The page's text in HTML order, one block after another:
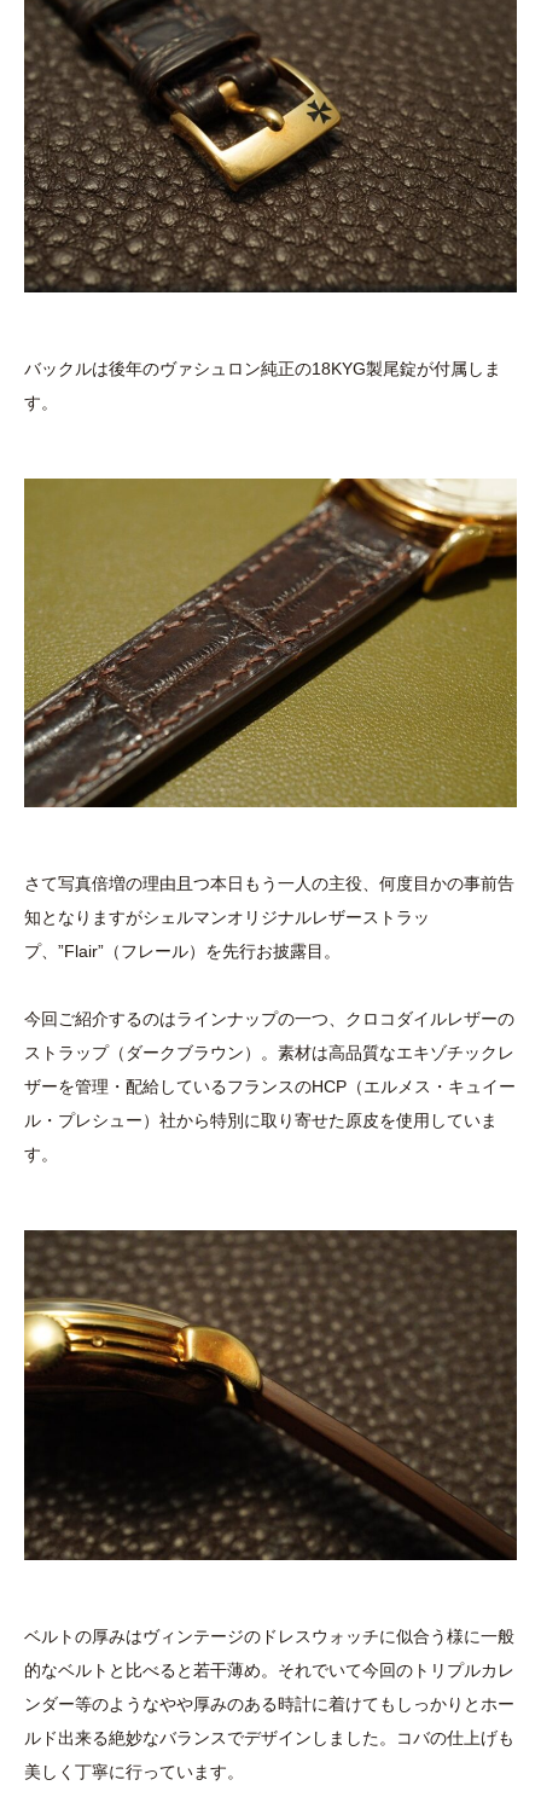
バックルは後年のヴァシュロン純正の18KYG製尾錠が付属しま
す。
さて写真倍増の理由且つ本日もう一人の主役、何度目かの事前告
知となりますがシェルマンオリジナルレザーストラッ
プ、”Flair”（フレール）を先行お披露目。
今回ご紹介するのはラインナップの一つ、クロコダイルレザーの
ストラップ（ダークブラウン）。素材は高品質なエキゾチックレ
ザーを管理・配給しているフランスのHCP（エルメス・キュイー
ル・プレシュー）社から特別に取り寄せた原皮を使用していま
す。
ベルトの厚みはヴィンテージのドレスウォッチに似合う様に一般
的なベルトと比べると若干薄め。それでいて今回のトリプルカレ
ンダー等のようなやや厚みのある時計に着けてもしっかりとホー
ルド出来る絶妙なバランスでデザインしました。コバの仕上げも
美しく丁寧に行っています。